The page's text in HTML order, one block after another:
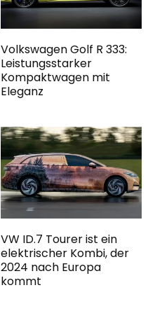
Volkswagen Golf R 333:
Leistungsstarker
Kompaktwagen mit
Eleganz
VW ID.7 Tourer ist ein
elektrischer Kombi, der
2024 nach Europa
kommt